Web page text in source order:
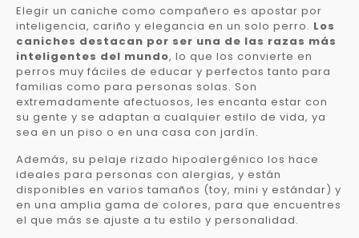
Elegir un caniche como compañero es apostar por
inteligencia, cariño y elegancia en un solo perro. Los
caniches destacan por ser una de las razas más
inteligentes del mundo, lo que los convierte en
perros muy fáciles de educar y perfectos tanto para
familias como para personas solas. Son
extremadamente afectuosos, les encanta estar con
su gente y se adaptan a cualquier estilo de vida, ya
sea en un piso o en una casa con jardín.
Además, su pelaje rizado hipoalergénico los hace
ideales para personas con alergias, y están
disponibles en varios tamaños (toy, mini y estándar) y
en una amplia gama de colores, para que encuentres
el que más se ajuste a tu estilo y personalidad.